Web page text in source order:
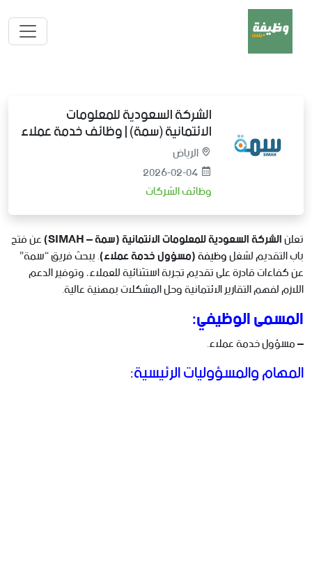
الشركة السعودية للمعلومات
الائتمانية (سمة) | وظائف خدمة عملاء
الرياض
2026-02-04
وظائف الشركات
تعلنالشركة السعودية للمعلومات الائتمانية (سمة – SIMAH) عن فتح
باب التقديم لشغلوظيفة(مسؤول خدمة عملاء). يبحث فريق “سمة”
عن كفاءات قادرة على تقديم تجربة استثنائية للعملاء، وتوفير الدعم
اللازم لفهم التقارير الائتمانية وحل المشكلات بمهنية عالية.
المسمى الوظيفي:
– مسؤول خدمة عملاء.
المهام والمسؤوليات الرئيسية: